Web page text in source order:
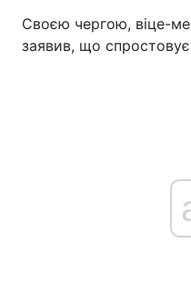
Своєю чергою, віце-
заявив, що